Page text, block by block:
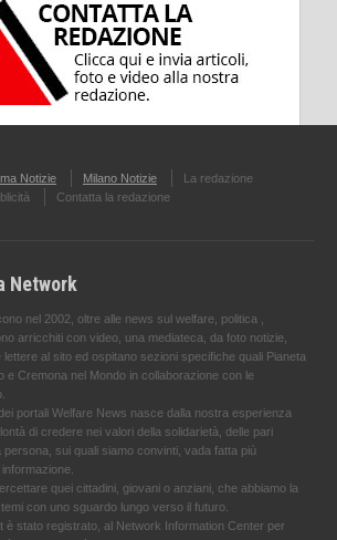
Notizie Milano Notizie
La redazione
Contatta la redazione
Network
nel 2002, oltre alle news sul welfare, politica ,
arricchiti con video, una mediateca, da foto notizie,
lettere al sito ed ospitano sezioni specifiche quali Pianeta
e Cremona nel Mondo in collaborazione con le
portali Welfare News nasce dalla nostra esperienza
di credere nei valori della solidarietà, delle pari
persona, sui quali siamo convinti, vada fatta più
quei cittadini, giovani o anziani, che abbiamo la
con uno sguardo lungo verso il futuro.
è stato registrato, al Network Information Center per